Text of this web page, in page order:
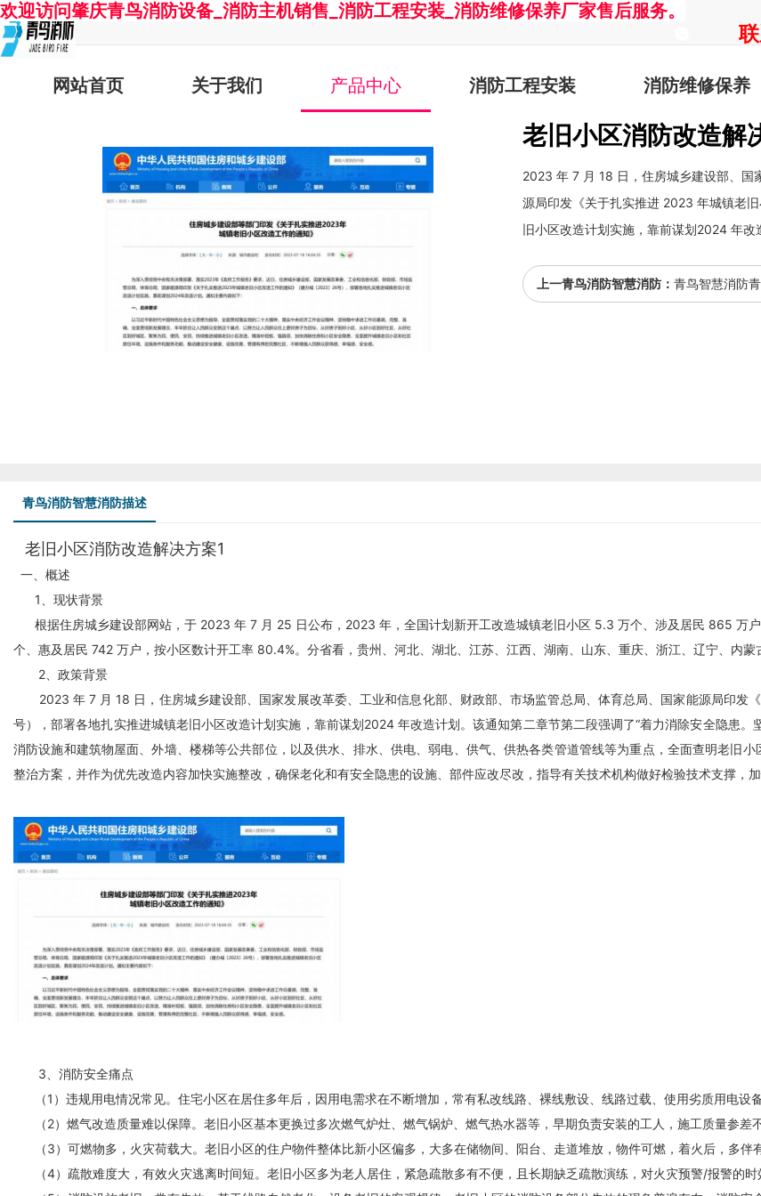
网站首页 关于我们 产品中心 消防工程安装 消防维修保养
欢迎访问肇庆青鸟消防设备_消防主机销售_消防工程安装_消防维修保养厂家售后服务。
老旧小区消防改造解
2023 年 7 月 18 日，住房城乡建设部、国
源局印发《关于扎实推进 2023 年城镇老
旧小区改造计划实施，靠前谋划2024 年改
上一青鸟消防智慧消防： 青鸟智慧消防
青鸟消防智慧消防描述
老旧小区消防改造解决方案1
一、概述
1、现状背景
根据住房城乡建设部网站，于 2023 年 7 月 25 日公布，2023 年，全国计划新开工改造城镇老旧小区 5.3 万个、涉及居民 865 万
个、惠及居民 742 万户，按小区数计开工率 80.4%。分省看，贵州、河北、湖北、江苏、江西、湖南、山东、重庆、浙江、辽宁、内蒙
2、政策背景
2023 年 7 月 18 日，住房城乡建设部、国家发展改革委、工业和信息化部、财政部、市场监管总局、体育总局、国家能源局印发
号），部署各地扎实推进城镇老旧小区改造计划实施，靠前谋划2024 年改造计划。该通知第二章节第二段强调了“着力消除安全隐患
消防设施和建筑物屋面、外墙、楼梯等公共部位，以及供水、排水、供电、弱电、供气、供热各类管道管线等为重点，全面查明老旧
整治方案，并作为优先改造内容加快实施整改，确保老化和有安全隐患的设施、部件应改尽改，指导有关技术机构做好检验技术支撑，加
3、 消防安全痛点
（1）违规用电情况常见。住宅小区在居住多年后，因用电需求在不断增加，常有私改线路、裸线敷设、线路过载、使用劣质用电设
（2）燃气改造质量难以保障。老旧小区基本更换过多次燃气炉灶、燃气锅炉、燃气热水器等，早期负责安装的工人，施工质量参差
（3）可燃物多，火灾荷载大。老旧小区的住户物件整体比新小区偏多，大多在储物间、阳台、走道堆放，物件可燃，着火后，多伴有
（4）疏散难度大，有效火灾逃离时间短。老旧小区多为老人居住，紧急疏散多有不便，且长期缺乏疏散演练，对火灾预警/报警的时